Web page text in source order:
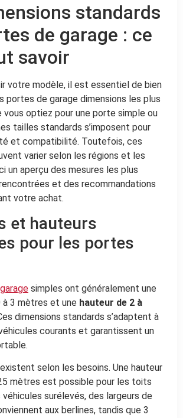
standards
de garage : ce
savoir
votre modèle, il est essentiel de bien
portes de garage dimensions les plus
vous optiez pour une porte simple ou
tailles standards s’imposent pour
et compatibilité. Toutefois, ces
varier selon les régions et les
un aperçu des mesures les plus
et des recommandations
votre achat.
et hauteurs
pour les portes
simples ont généralement une
à 3 mètres et une hauteur de 2 à
dimensions standards s’adaptent à
courants et garantissent un
selon les besoins. Une hauteur
mètres est possible pour les toits
surélevés, des largeurs de
aux berlines, tandis que 3